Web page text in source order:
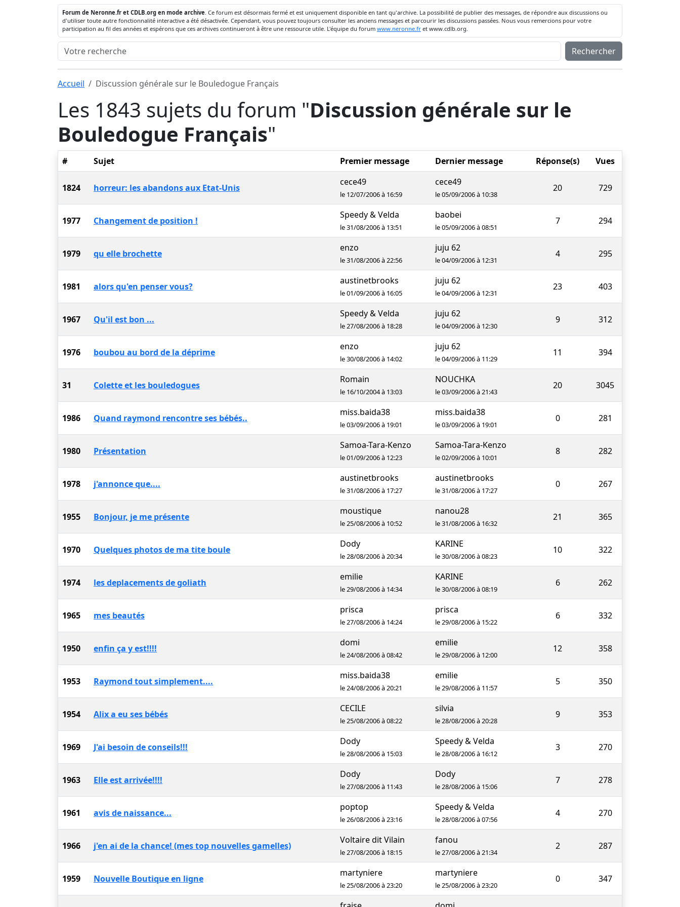
Forum de Neronne.fr et CDLB.org en mode archive. Ce forum est désormais fermé et est uniquement disponible en tant qu'archive. La possibilité de publier des messages, de répondre aux discussions ou
d'utiliser toute autre fonctionnalité interactive a été désactivée. Cependant, vous pouvez toujours consulter les anciens messages et parcourir les discussions passées. Nous vous remercions pour votre
participation au fil des années et espérons que ces archives continueront à être une ressource utile. L'équipe du forum www.neronne.fr et www.cdlb.org.
Rechercher
Accueil Discussion générale sur le Bouledogue Français
Les 1843 sujets du forum "Discussion générale sur le
Bouledogue Français"
# Sujet Premier message Dernier message Réponse(s) Vues
1824 horreur: les abandons aux Etat-Unis
cece49
le 12/07/2006 à 16:59
cece49
le 05/09/2006 à 10:38
20 729
1977 Changement de position !
Speedy & Velda
le 31/08/2006 à 13:51
baobei
le 05/09/2006 à 08:51
7 294
1979 qu elle brochette
enzo
le 31/08/2006 à 22:56
juju 62
le 04/09/2006 à 12:31
4 295
1981 alors qu'en penser vous?
austinetbrooks
le 01/09/2006 à 16:05
juju 62
le 04/09/2006 à 12:31
23 403
1967 Qu'il est bon ...
Speedy & Velda
le 27/08/2006 à 18:28
juju 62
le 04/09/2006 à 12:30
9 312
1976 boubou au bord de la déprime
enzo
le 30/08/2006 à 14:02
juju 62
le 04/09/2006 à 11:29
11 394
31 Colette et les bouledogues
Romain
le 16/10/2004 à 13:03
NOUCHKA
le 03/09/2006 à 21:43
20 3045
1986 Quand raymond rencontre ses bébés..
miss.baida38
le 03/09/2006 à 19:01
miss.baida38
le 03/09/2006 à 19:01
0 281
1980 Présentation
Samoa-Tara-Kenzo
le 01/09/2006 à 12:23
Samoa-Tara-Kenzo
le 02/09/2006 à 10:01
8 282
1978 j'annonce que....
austinetbrooks
le 31/08/2006 à 17:27
austinetbrooks
le 31/08/2006 à 17:27
0 267
1955 Bonjour, je me présente
moustique
le 25/08/2006 à 10:52
nanou28
le 31/08/2006 à 16:32
21 365
1970 Quelques photos de ma tite boule
Dody
le 28/08/2006 à 20:34
KARINE
le 30/08/2006 à 08:23
10 322
1974 les deplacements de goliath
emilie
le 29/08/2006 à 14:34
KARINE
le 30/08/2006 à 08:19
6 262
1965 mes beautés
prisca
le 27/08/2006 à 14:24
prisca
le 29/08/2006 à 15:22
6 332
1950 enfin ça y est!!!!
domi
le 24/08/2006 à 08:42
emilie
le 29/08/2006 à 12:00
12 358
1953 Raymond tout simplement....
miss.baida38
le 24/08/2006 à 20:21
emilie
le 29/08/2006 à 11:57
5 350
1954 Alix a eu ses bébés
CECILE
le 25/08/2006 à 08:22
silvia
le 28/08/2006 à 20:28
9 353
1969 J'ai besoin de conseils!!!
Dody
le 28/08/2006 à 15:03
Speedy & Velda
le 28/08/2006 à 16:12
3 270
1963 Elle est arrivée!!!!
Dody
le 27/08/2006 à 11:43
Dody
le 28/08/2006 à 15:06
7 278
1961 avis de naissance...
poptop
le 26/08/2006 à 23:16
Speedy & Velda
le 28/08/2006 à 07:56
4 270
1966 j'en ai de la chance! (mes top nouvelles gamelles)
Voltaire dit Vilain
le 27/08/2006 à 18:15
fanou
le 27/08/2006 à 21:34
2 287
1959 Nouvelle Boutique en ligne
martyniere
le 25/08/2006 à 23:20
martyniere
le 25/08/2006 à 23:20
0 347